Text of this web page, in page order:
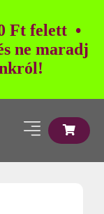
Ft felett •
ne maradj